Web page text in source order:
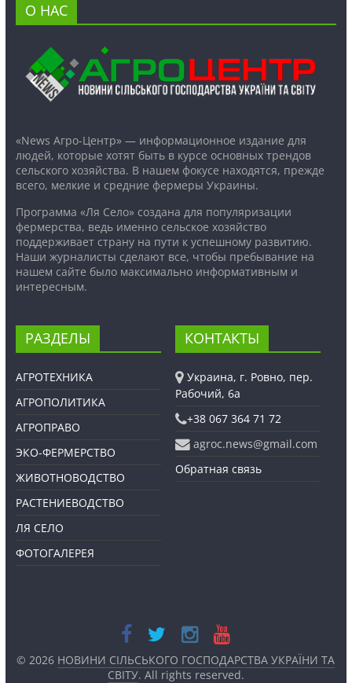
О НАС
«News Агро-Центр» — информационное издание для
людей, которые хотят быть в курсе основных трендов
сельского хозяйства. В нашем фокусе находятся, прежде
всего, мелкие и средние фермеры Украины.
Программа «Ля Село» создана для популяризации
фермерства, ведь именно сельское хозяйство
поддерживает страну на пути к успешному развитию.
Наши журналисты сделают все, чтобы пребывание на
нашем сайте было максимально информативным и
интересным.
РАЗДЕЛЫ
АГРОТЕХНИКА
АГРОПОЛИТИКА
АГРОПРАВО
ЭКО-ФЕРМЕРСТВО
ЖИВОТНОВОДСТВО
РАСТЕНИЕВОДСТВО
ЛЯ СЕЛО
ФОТОГАЛЕРЕЯ
КОНТАКТЫ
Украина, г. Ровно, пер.
Рабочий, 6а
+38 067 364 71 72
agroc.news@gmail.com
Обратная связь
© 2026 НОВИНИ СІЛЬСЬКОГО ГОСПОДАРСТВА УКРАЇНИ ТА
СВІТУ. All rights reserved.